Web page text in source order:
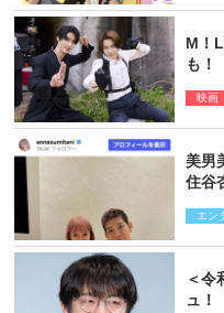
M！
も！
ショ
映画
美男
住谷
エン
＜令
ュ！